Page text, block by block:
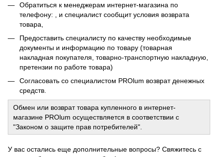
Обратиться к менеджерам интернет-магазина по
телефону: , и специалист сообщит условия возврата
товара,
Предоставить специалисту по качеству необходимые
документы и информацию по товару (товарная
накладная покупателя, товарно-транспортную накладную,
претензии по работе товара)
Согласовать со специалистом PROlum возврат денежных
средств.
Обмен или возврат товара купленного в интернет-
магазине PROlum осуществляется в соответствии с
"Законом о защите прав потребителей".
У вас остались еще дополнительные вопросы? Свяжитесь с